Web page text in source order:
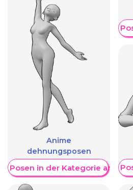
Anime
dehnungsposen
Posen in der Kategorie
Weitere
Weitere